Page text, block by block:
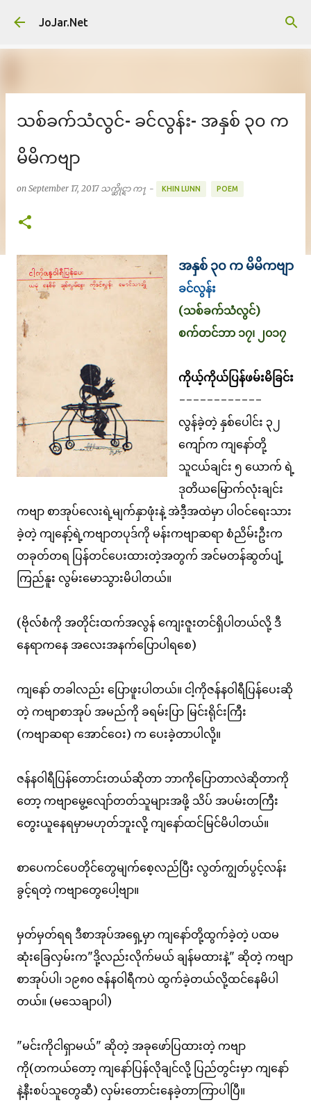
JoJar.Net
သစ်ခက်သံလွင်- ခင်လွန်း- အနှစ် ၃၀ က
မိမိကဗျာ
on September 17, 2017 သက္ဆိုင္ရာ က႑ - KHIN LUNN POEM
အနှစ် ၃၀ က မိမိကဗျာ
ခင်လွန်း
(သစ်ခက်သံလွင်)
စက်တင်ဘာ ၁၇၊ ၂၀၁၇
ကိုယ့်ကိုယ်ပြန်ဖမ်းမိခြင်း
------------
လွန်ခဲ့တဲ့ နှစ်ပေါင်း ၃၂
ကျော်က ကျနော်တို့
သူငယ်ချင်း ၅ ယောက် ရဲ့
ဒုတိယမြောက်လုံးချင်း
ကဗျာ စာအုပ်လေးရဲ့မျက်နှာဖုံးနဲ့ အဲဒီ့အထဲမှာ ပါဝင်ရေးသား
ခဲ့တဲ့ ကျနော့်ရဲ့ကဗျာတပုဒ်ကို မန်းကဗျာဆရာ စံညိမ်းဦးက
တခုတ်တရ ပြန်တင်ပေးထားတဲ့အတွက် အင်မတန်ဆွတ်ပျံ့
ကြည်နူး လွမ်းမောသွားမိပါတယ်။
(ဗိုလ်စံကို အတိုင်းထက်အလွန် ကျေးဇူးတင်ရှိပါတယ်လို့ ဒီ
နေရာကနေ အလေးအနက်ပြောပါရစေ)
ကျနော် တခါလည်း ပြောဖူးပါတယ်။ ငါ့ကိုဇန်နဝါရီပြန်ပေးဆို
တဲ့ ကဗျာစာအုပ် အမည်ကို ခရမ်းပြာ မြင်းရိုင်းကြီး
(ကဗျာဆရာ အောင်ဝေး) က ပေးခဲ့တာပါလို့။
ဇန်နဝါရီပြန်တောင်းတယ်ဆိုတာ ဘာကိုပြောတာလဲဆိုတာကို
တော့ ကဗျာမွေ့လျော်တတ်သူများအဖို့ သိပ် အပမ်းတကြီး
တွေးယူနေရမှာမဟုတ်ဘူးလို့ ကျနော်ထင်မြင်မိပါတယ်။
စာပေကင်ပေတိုင်တွေမျက်စေ့လည်ပြီး လွတ်ကျွတ်ပွင့်လန်း
ခွင့်ရတဲ့ ကဗျာတွေပေါ့ဗျာ။
မှတ်မှတ်ရရ ဒီစာအုပ်အရှေ့မှာ ကျနော်တို့ထွက်ခဲ့တဲ့ ပထမ
ဆုံးခြေလှမ်းက"ဒို့လည်းလိုက်မယ် ချန်မထားနဲ့" ဆိုတဲ့ ကဗျာ
စာအုပ်ပါ၊ ၁၉၈၀ ဇန်နဝါရီကပဲ ထွက်ခဲ့တယ်လို့ထင်နေမိပါ
တယ်။ (မသေချာပါ)
"မင်းကိုငါရှာမယ်" ဆိုတဲ့ အခုဖော်ပြထားတဲ့ ကဗျာ
ကို(တကယ်တော့ ကျနော်ပြန်လိုချင်လို့ ပြည်တွင်းမှာ ကျနော်
နဲ့နီးစပ်သူတွေဆီ) လှမ်းတောင်းနေခဲ့တာကြာပါပြီ။